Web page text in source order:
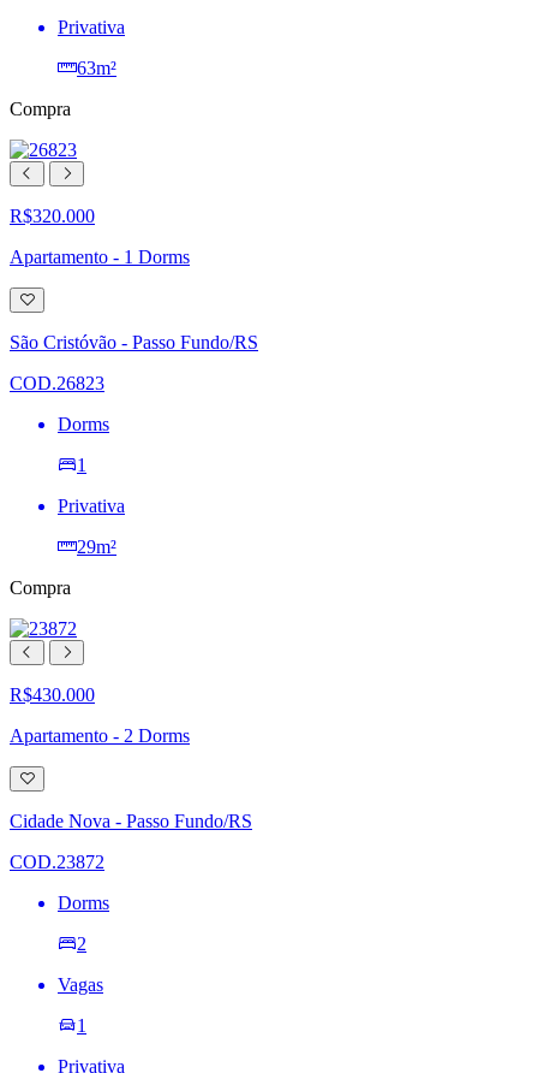
Privativa
63m²
Compra
R$320.000
Apartamento - 1 Dorms
Adicionar
à
lista
de
São Cristóvão - Passo Fundo/RS
COD.26823
Dorms
1
Privativa
29m²
Compra
R$430.000
Apartamento - 2 Dorms
Adicionar
à
lista
de
Cidade Nova - Passo Fundo/RS
COD.23872
Dorms
2
Vagas
1
Privativa